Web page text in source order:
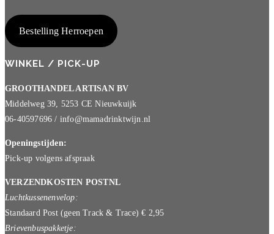
Bestelling Herroepen
WINKEL / PICK-UP
GROOTHANDEL ARTISAN BV
Middelweg 39, 5253 CE Nieuwkuijk
06-40597696 / info@mamadrinktwijn.nl
Openingstijden:
Pick-up volgens afspraak
VERZENDKOSTEN POSTNL
Luchtkussenenvelop:
Standaard Post (geen Track & Trace) € 2,95
Brievenbuspakketje: